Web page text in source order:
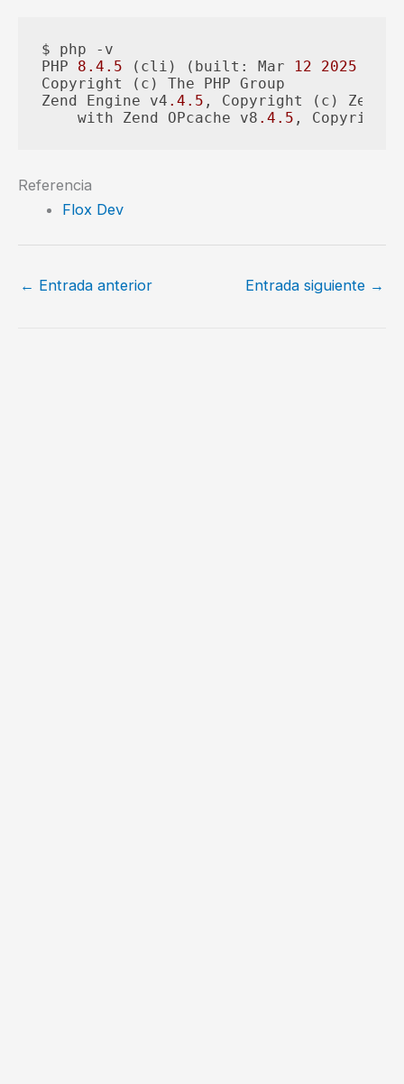
$ php -v
PHP 8.4 .5 (cli) (built: Mar 12 2025
Copyright (c) The PHP Group
Zend Engine v4 .4 .5 , Copyright (c) Zend
    with Zend OPcache v8
.4 .5 , Copyright
Referencia
Flox Dev
← Entrada anterior Entrada siguiente →